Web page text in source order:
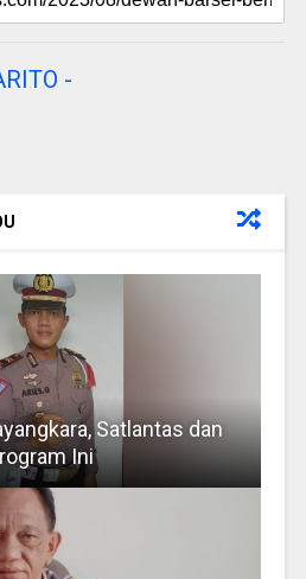
-
Satlantas dan
Ini